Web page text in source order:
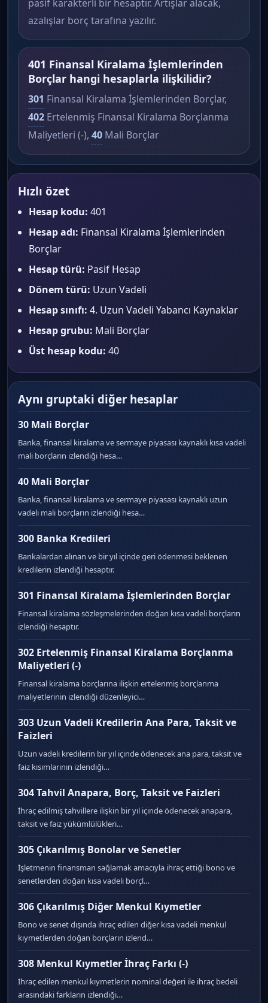
pasif karakterli bir hesaptır. Artışlar alacak,
azalışlar borç tarafına yazılır.
401 Finansal Kiralama İşlemlerinden
Borçlar hangi hesaplarla ilişkilidir?
301 Finansal Kiralama İşlemlerinden Borçlar,
402 Ertelenmiş Finansal Kiralama Borçlanma
Maliyetleri (-), 40 Mali Borçlar
Hızlı özet
Hesap kodu: 401
Hesap adı: Finansal Kiralama İşlemlerinden
Borçlar
Hesap türü: Pasif Hesap
Dönem türü: Uzun Vadeli
Hesap sınıfı: 4. Uzun Vadeli Yabancı Kaynaklar
Hesap grubu: Mali Borçlar
Üst hesap kodu: 40
Aynı gruptaki diğer hesaplar
30 Mali Borçlar
Banka, finansal kiralama ve sermaye piyasası kaynaklı kısa vadeli
mali borçların izlendiği hesa…
40 Mali Borçlar
Banka, finansal kiralama ve sermaye piyasası kaynaklı uzun
vadeli mali borçların izlendiği hesa…
300 Banka Kredileri
Bankalardan alınan ve bir yıl içinde geri ödenmesi beklenen
kredilerin izlendiği hesaptır.
301 Finansal Kiralama İşlemlerinden Borçlar
Finansal kiralama sözleşmelerinden doğan kısa vadeli borçların
izlendiği hesaptır.
302 Ertelenmiş Finansal Kiralama Borçlanma
Maliyetleri (-)
Finansal kiralama borçlarına ilişkin ertelenmiş borçlanma
maliyetlerinin izlendiği düzenleyici…
303 Uzun Vadeli Kredilerin Ana Para, Taksit ve
Faizleri
Uzun vadeli kredilerin bir yıl içinde ödenecek ana para, taksit ve
faiz kısımlarının izlendiği…
304 Tahvil Anapara, Borç, Taksit ve Faizleri
İhraç edilmiş tahvillere ilişkin bir yıl içinde ödenecek anapara,
taksit ve faiz yükümlülükleri…
305 Çıkarılmış Bonolar ve Senetler
İşletmenin finansman sağlamak amacıyla ihraç ettiği bono ve
senetlerden doğan kısa vadeli borçl…
306 Çıkarılmış Diğer Menkul Kıymetler
Bono ve senet dışında ihraç edilen diğer kısa vadeli menkul
kıymetlerden doğan borçların izlend…
308 Menkul Kıymetler İhraç Farkı (-)
İhraç edilen menkul kıymetlerin nominal değeri ile ihraç bedeli
arasındaki farkların izlendiği…